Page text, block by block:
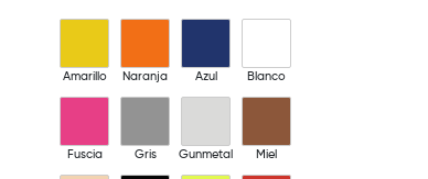
Amarillo Naranja Azul Blanco
Fuscia Gris Gunmetal Miel